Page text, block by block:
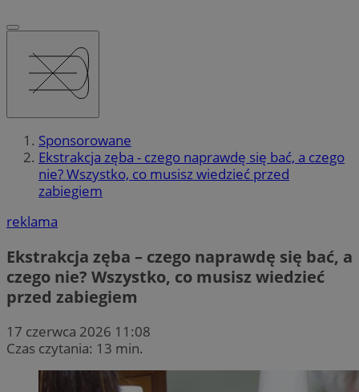
Sponsorowane
Ekstrakcja zęba - czego naprawdę się bać, a czego
nie? Wszystko, co musisz wiedzieć przed
zabiegiem
reklama
Ekstrakcja zęba – czego naprawdę się bać, a
czego nie? Wszystko, co musisz wiedzieć
przed zabiegiem
17 czerwca 2026 11:08
Czas czytania: 13 min.